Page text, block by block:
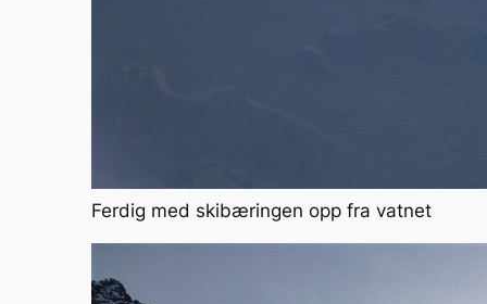
Ferdig med skibæringen opp fra vatnet